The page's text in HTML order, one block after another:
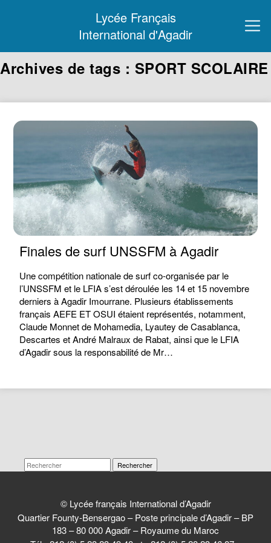
Lycée Français
International d'Agadir
Archives de tags : SPORT SCOLAIRE
Finales de surf UNSSFM à Agadir
Une compétition nationale de surf co-organisée par le
l’UNSSFM et le LFIA s’est déroulée les 14 et 15 novembre
derniers à Agadir Imourrane. Plusieurs établissements
français AEFE ET OSUI étaient représentés, notamment,
Claude Monnet de Mohamedia, Lyautey de Casablanca,
Descartes et André Malraux de Rabat, ainsi que le LFIA
d’Agadir sous la responsabilité de Mr…
Rechercher
© Lycée français International d’Agadir
Quartier Founty-Bensergao – Poste principale d’Agadir – BP
183 – 80 000 Agadir – Royaume du Maroc